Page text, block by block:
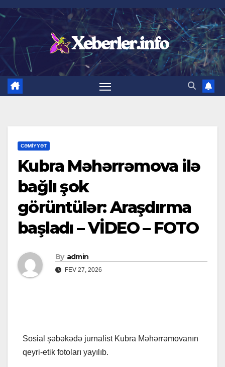
Skip
content
CƏMIYYƏT
Kubra Məhərrəmova ilə
bağlı şok
görüntülər: Araşdırma
başladı – VİDEO – FOTO
By admin
FEV 27, 2026
Sosial şəbəkədə jurnalist Kubra Məhərrəmovanın
qeyri-etik fotoları yayılıb.